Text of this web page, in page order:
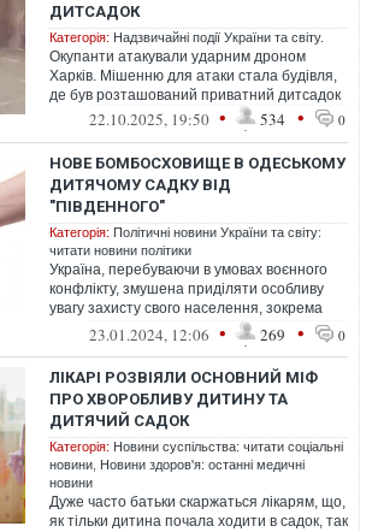
ДИТСАДОК
Категорія: Надзвичайні події України та світу.
Окупанти атакували ударним дроном
Харків. Мішенню для атаки стала будівля,
де був розташований приватний дитсадок
22.10.2025, 19:50 • 534 • 0
НОВЕ БОМБОСХОВИЩЕ В ОДЕСЬКОМУ
ДИТЯЧОМУ САДКУ ВІД
"ПІВДЕННОГО"
Категорія: Політичні новини України та світу:
читати новини політики
Україна, перебуваючи в умовах воєнного
конфлікту, змушена приділяти особливу
увагу захисту свого населення, зокрема
наймолодших громадян.
23.01.2024, 12:06 • 269 • 0
ЛІКАРІ РОЗВІЯЛИ ОСНОВНИЙ МІФ
ПРО ХВОРОБЛИВУ ДИТИНУ ТА
ДИТЯЧИЙ САДОК
Категорія: Новини суспільства: читати соціальні
новини Новини здоров'я: останні медичні
новини
Дуже часто батьки скаржаться лікарям, що,
як тільки дитина почала ходити в садок, так